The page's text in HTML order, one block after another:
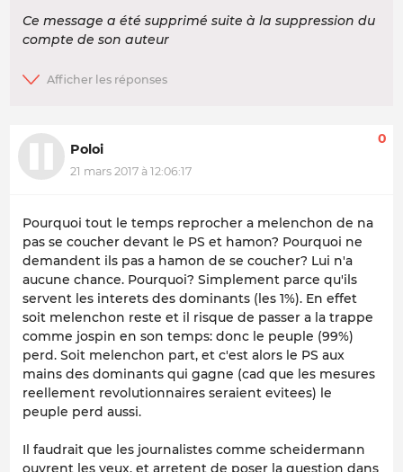
Ce message a été supprimé suite à la suppression du
compte de son auteur
Poloi
21 mars 2017 à 12:06:17
0
Pourquoi tout le temps reprocher a melenchon de na
pas se coucher devant le PS et hamon? Pourquoi ne
demandent ils pas a hamon de se coucher? Lui n'a
aucune chance. Pourquoi? Simplement parce qu'ils
servent les interets des dominants (les 1%). En effet
soit melenchon reste et il risque de passer a la trappe
comme jospin en son temps: donc le peuple (99%)
perd. Soit melenchon part, et c'est alors le PS aux
mains des dominants qui gagne (cad que les mesures
reellement revolutionnaires seraient evitees) le
peuple perd aussi.
Il faudrait que les journalistes comme scheidermann